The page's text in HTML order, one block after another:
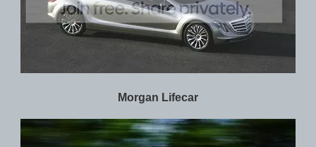
Morgan Lifecar